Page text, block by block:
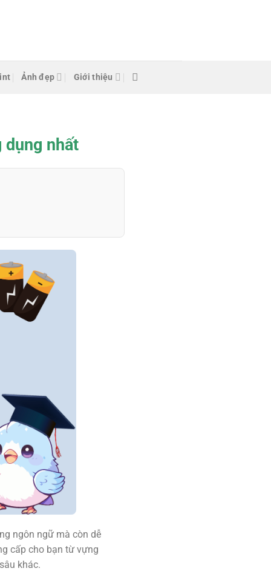
Ảnh đẹp Giới thiệu
nhất
ngôn ngữ mà còn dễ
cấp cho bạn từ vựng
khác.